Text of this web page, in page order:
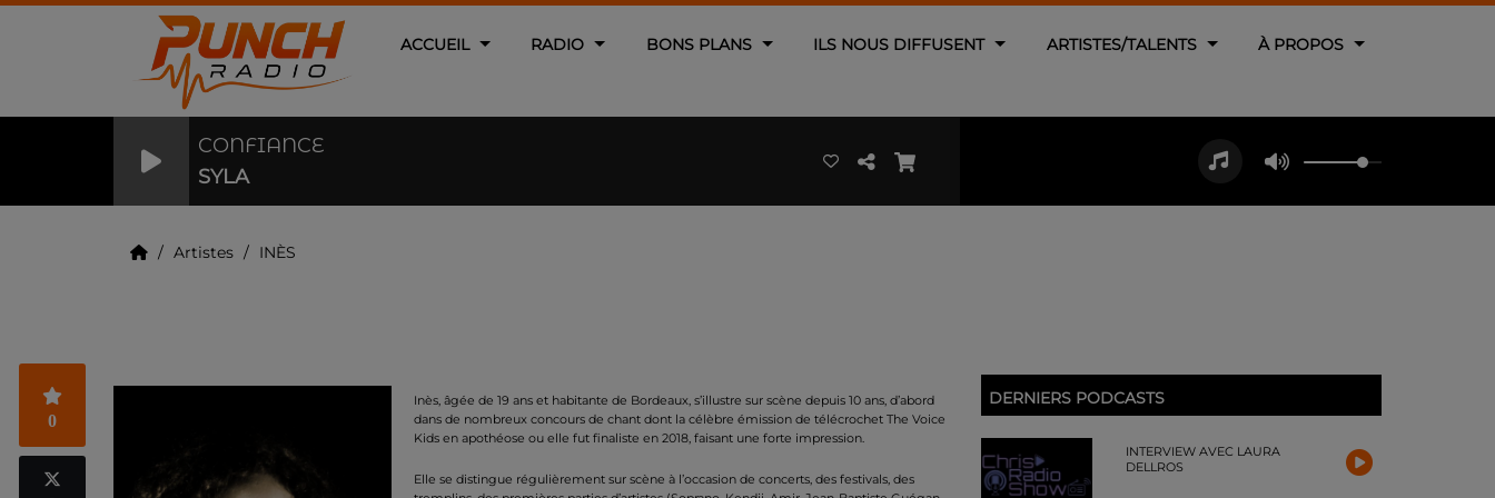
ACCUEIL RADIO BONS PLANS ILS NOUS DIFFUSENT ARTISTES/TALENTS À PROPOS
CONFIANCE
SYLA
Artistes INÈS
0
Inès, âgée de 19 ans et habitante de Bordeaux, s’illustre sur scène depuis 10 ans, d’abord
dans de nombreux concours de chant dont la célèbre émission de télécrochet The Voice
Kids en apothéose ou elle fut finaliste en 2018, faisant une forte impression.
Elle se distingue régulièrement sur scène à l’occasion de concerts, des festivals, des
DERNIERS PODCASTS
INTERVIEW AVEC LAURA
DELLROS